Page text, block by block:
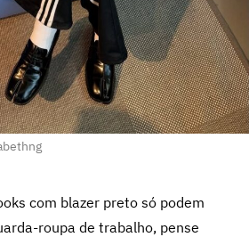
com blazer preto só podem
roupa de trabalho, pense